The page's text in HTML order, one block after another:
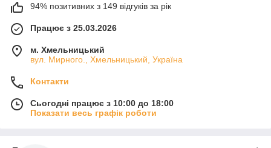
94% позитивних з 149 відгуків за рік
Працює з 25.03.2026
м. Хмельницький
вул. Мирного., Хмельницький, Україна
Контакти
Сьогодні працює з 10:00 до 18:00
Показати весь графік роботи